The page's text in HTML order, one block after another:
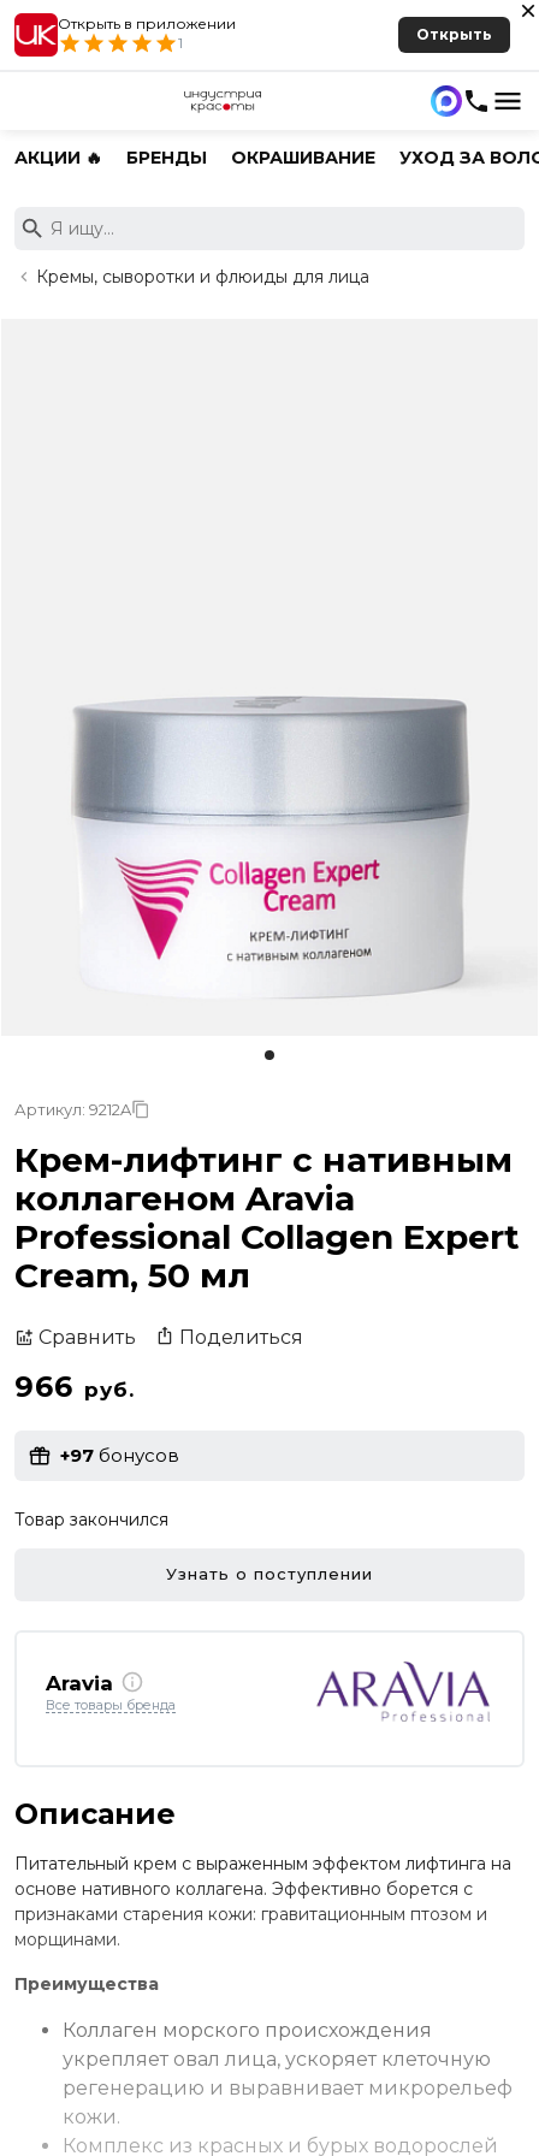
Открыть в приложении
1
Открыть
АКЦИИ 🔥 БРЕНДЫ ОКРАШИВАНИЕ УХОД ЗА
Кремы, сыворотки и флюиды для лица
Артикул: 9212A
Крем-лифтинг с нативным
коллагеном Aravia
Professional Collagen Expert
Cream, 50 мл
Сравнить Поделиться
966 руб.
+97 бонусов
Товар закончился
Узнать о поступлении
Aravia
Все товары бренда
Описание
Питательный крем с выраженным эффектом лифтинга на
основе нативного коллагена. Эффективно борется с
признаками старения кожи: гравитационным птозом и
морщинами.
Преимущества
Коллаген морского происхождения
укрепляет овал лица, ускоряет клеточную
регенерацию и выравнивает микрорельеф
кожи.
Комплекс из красных и бурых водорослей